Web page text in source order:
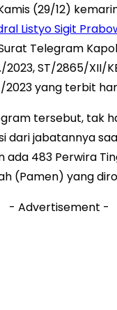
(29/12)
Listyo Sigit
Telegram
2023, ST/2865/XII/
2023 yang terbit
tersebut, tak
dari jabatannya
ada 483 Perwira
(Pamen) yang
- Advertisement -